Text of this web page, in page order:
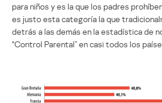
para niños y es la que los padres
es justo esta categoría la que
detrás a las demás en la estadística de
“Control Parental” en casi todos los